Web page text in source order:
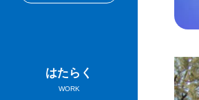
はたらく
WORK